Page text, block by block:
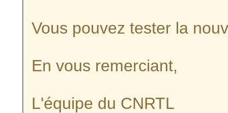
Vous pouvez tester la
En vous remerciant,
L'équipe du CNRTL